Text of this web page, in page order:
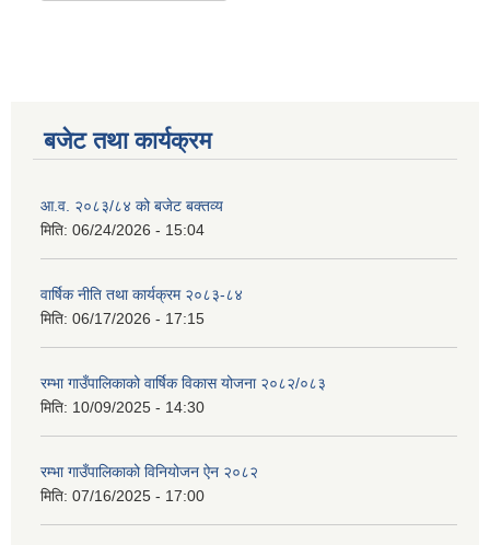
बजेट तथा कार्यक्रम
आ.व. २०८३/८४ को बजेट बक्तव्य
मिति: 06/24/2026 - 15:04
वार्षिक नीति तथा कार्यक्रम २०८३-८४
मिति: 06/17/2026 - 17:15
रम्भा गाउँपालिकाको वार्षिक विकास योजना २०८२/०८३
मिति: 10/09/2025 - 14:30
रम्भा गाउँपालिकाको विनियोजन ऐन २०८२
मिति: 07/16/2025 - 17:00